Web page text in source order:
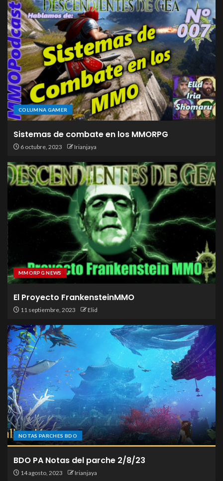
COLUMNA GAMER
Sistemas de combate en los MMORPG
6 octubre, 2023 Irianjaya
MMORPG NEWS
El Proyecto FrankensteinMMO
11 septiembre, 2023 Elid
NOTAS PARCHES BDO
BDO PA Notas del parche 2/8/23
14 agosto, 2023 Irianjaya